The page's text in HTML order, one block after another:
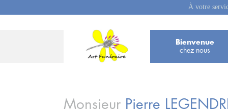
À votre
Bienvenue
chez nous
Monsieur Pierre